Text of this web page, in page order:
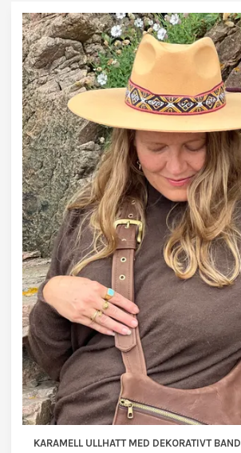
KARAMELL ULLHATT MED DEKORATIVT BAND